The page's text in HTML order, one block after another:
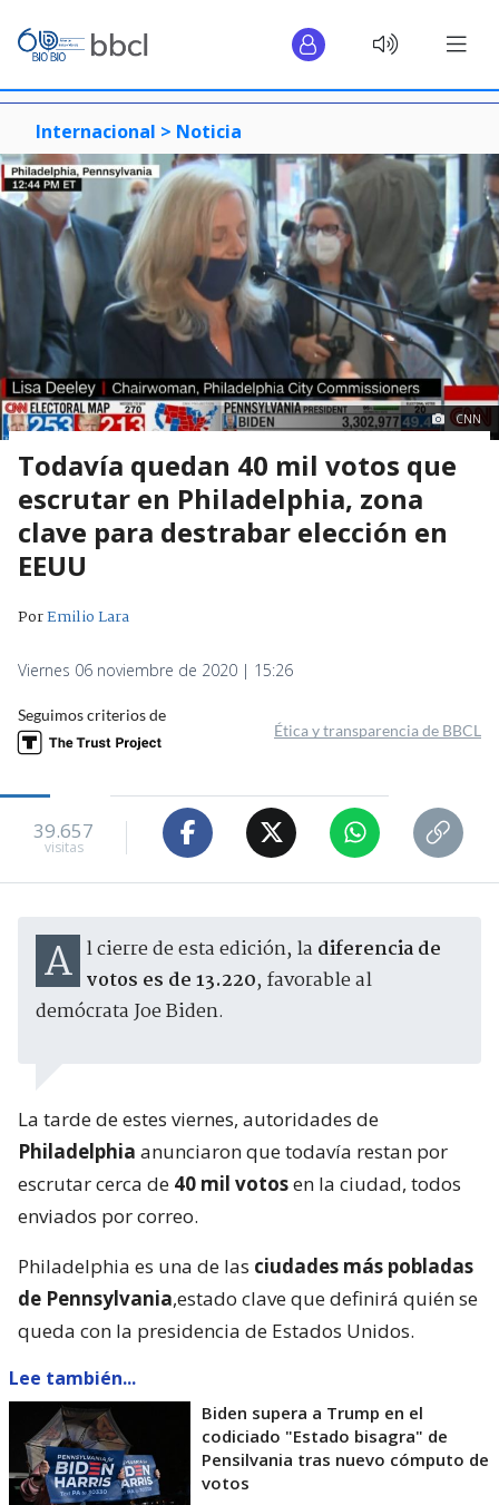
Internacional > Noticia
CNN
Todavía quedan 40 mil votos que
escrutar en Philadelphia, zona
clave para destrabar elección en
EEUU
PorEmilio Lara
Viernes 06 noviembre de 2020 | 15:26
Seguimos criterios de
Ética y transparencia de BBCL
39.657
visitas
Al cierre de esta edición, la diferencia de
votos es de 13.220, favorable al
demócrata Joe Biden.
La tarde de estes viernes, autoridades de
Philadelphia anunciaron que todavía restan por
escrutar cerca de 40 mil votosen la ciudad, todos
enviados por correo.
Philadelphia es una de las ciudades más pobladas
de Pennsylvania,estado clave que definirá quién se
queda con la presidencia de Estados Unidos.
Lee también...
Biden supera a Trump en el
codiciado "Estado bisagra" de
Pensilvania tras nuevo cómputo de
votos